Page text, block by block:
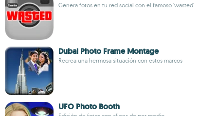
Genera fotos en tu red social con el famoso 'wasted'
Dubai Photo Frame Montage
Recrea una hermosa situación con estos marcos
UFO Photo Booth